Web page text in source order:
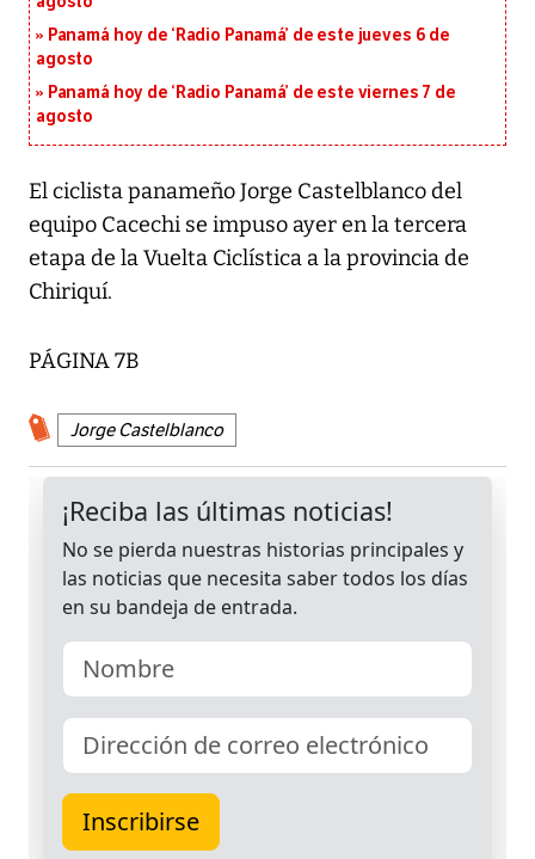
Panamá hoy de ‘Radio Panamá’ de este jueves 6 de
agosto
Panamá hoy de ‘Radio Panamá’ de este viernes 7 de
agosto
El ciclista panameño Jorge Castelblanco del
equipo Cacechi se impuso ayer en la tercera
etapa de la Vuelta Ciclística a la provincia de
Chiriquí.
PÁGINA 7B
Jorge Castelblanco